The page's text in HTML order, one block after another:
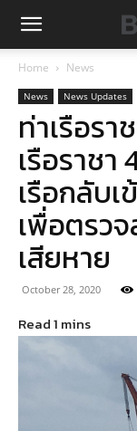
Home News
News News Updates
ท่าเรือร
เรือราชา
เรือกลับ
เพื่อตรว
เสียหาย
October 28, 2020